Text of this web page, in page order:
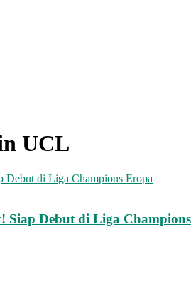
UCL
Siap Debut di Liga